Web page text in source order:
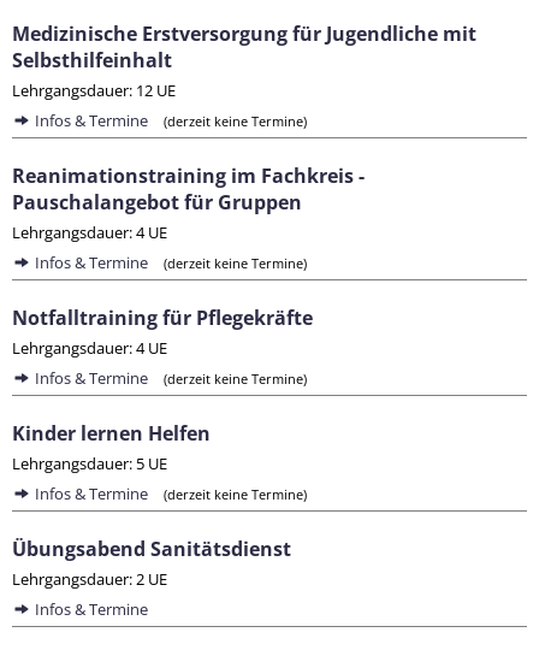
Medizinische Erstversorgung für Jugendliche mit
Selbsthilfeinhalt
Lehrgangsdauer: 12 UE
Infos & Termine
(derzeit keine Termine)
Reanimationstraining im Fachkreis -
Pauschalangebot für Gruppen
Lehrgangsdauer: 4 UE
Infos & Termine
(derzeit keine Termine)
Notfalltraining für Pflegekräfte
Lehrgangsdauer: 4 UE
Infos & Termine
(derzeit keine Termine)
Kinder lernen Helfen
Lehrgangsdauer: 5 UE
Infos & Termine
(derzeit keine Termine)
Übungsabend Sanitätsdienst
Lehrgangsdauer: 2 UE
Infos & Termine